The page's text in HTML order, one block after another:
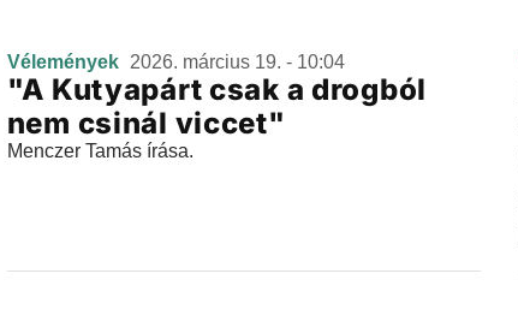
Vélemények 2026. március 19. - 10:04
"A Kutyapárt csak a drogból
nem csinál viccet"
Menczer Tamás írása.